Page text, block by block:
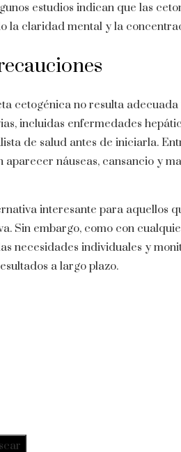
estudios indican que las
la claridad mental y la
cetogénica no resulta adecuada
incluidas enfermedades
de salud antes de iniciarla.
aparecer náuseas, cansancio y
interesante para aquellos
Sin embargo, como con
necesidades individuales y
a largo plazo.